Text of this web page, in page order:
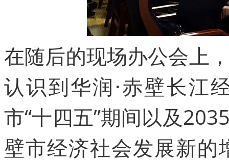
在随后的现场办公会上
认识到华润·赤壁长江
市“十四五”期间以及
壁市经济社会发展新